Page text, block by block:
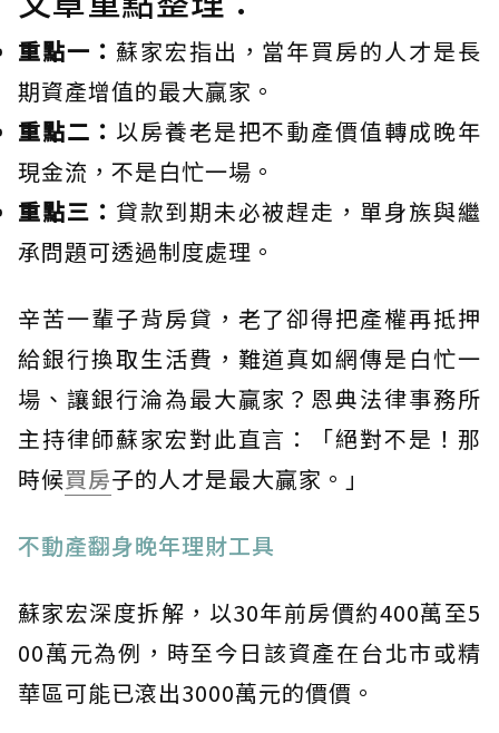
重點一： 蘇家宏指出，當年買房的人才是長
期資產增值的最大贏家。
重點二： 以房養老是把不動產價值轉成晚年
現金流，不是白忙一場。
重點三： 貸款到期未必被趕走，單身族與繼
承問題可透過制度處理。
辛苦一輩子背房貸，老了卻得把產權再抵押
給銀行換取生活費，難道真如網傳是白忙一
場、讓銀行淪為最大贏家？恩典法律事務所
主持律師蘇家宏對此直言：「絕對不是！那
時候買房子的人才是最大贏家。」
不動產翻身晚年理財工具
蘇家宏深度拆解，以30年前房價約400萬至5
00萬元為例，時至今日該資產在台北市或精
華區可能已滾出3000萬元的價價。